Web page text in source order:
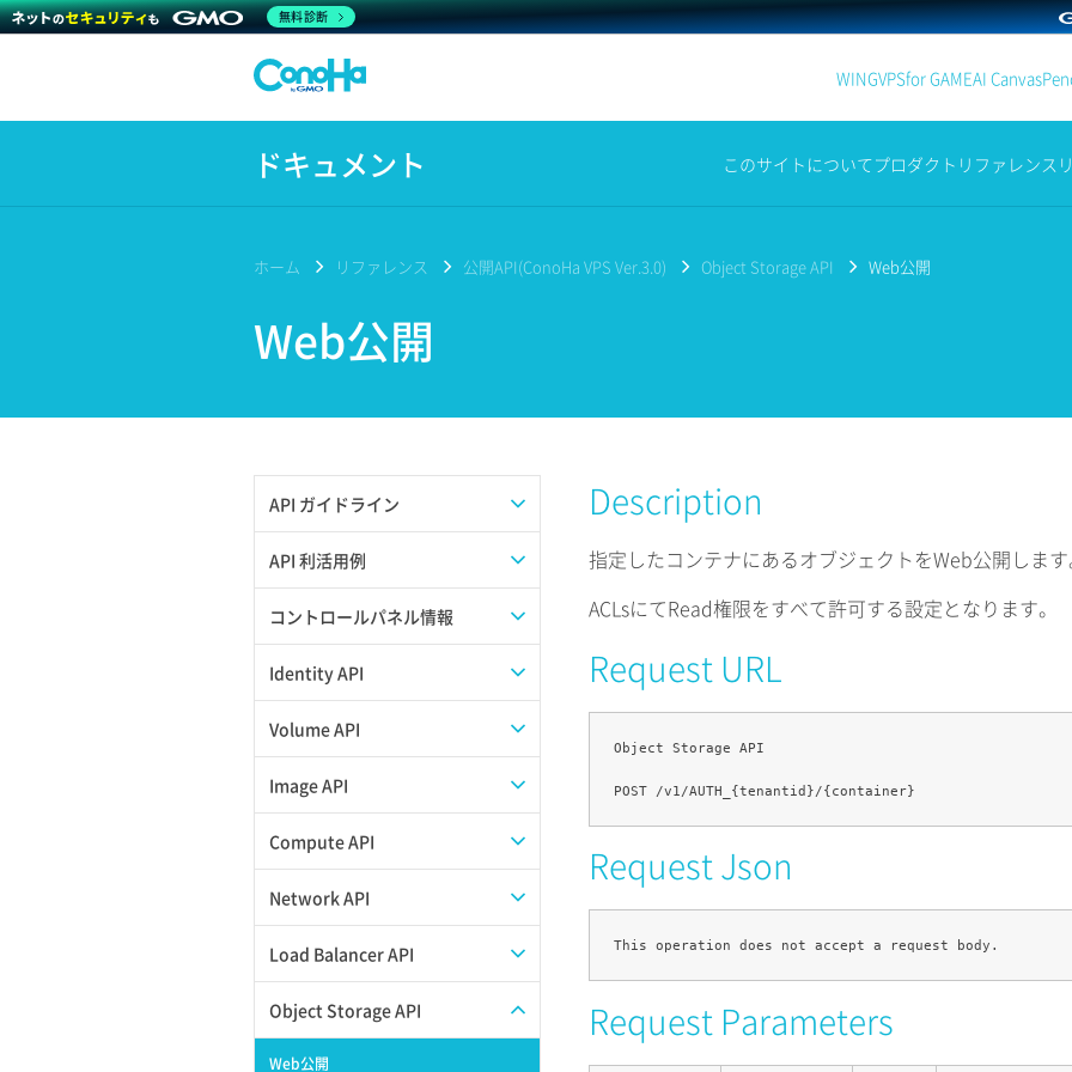
WINGVPSfor GAMEAI Canvas
ドキュメント このサイトについてプロダクト リファレンス
ホーム リファレンス 公開API(ConoHa VPS Ver.3.0) Object Storage API Web公開
Web公開
API ガイドライン
APIのご利用について
API 利活用例
APIでAPIサブユーザーを作成する
APIでVPSにISOイメージを挿入する
APIでVPSを作成する
コントロールパネル情報
APIユーザーを作成する
API情報を確認する
Identity API
Credential一覧取得
Credential作成
Credential削除
サブユーザーにロールを紐づけ
サブユーザー一覧取得
Volume API
スナップショット一覧取得
スナップショット作成
スナップショット削除
スナップショット詳細取得（アイテム
Image API
ISOイメージアップロード
ISOイメージ作成
イメージ一覧取得
Compute API
ISOイメージ挿入/排出
SSHキーペア一覧取得
SSHキーペア作成
SSHキーペア削除
Network API
QoSポリシー一覧取得
QoSポリシー詳細取得
サブネット一覧取得
Load Balancer API
プール一覧取得
プール作成
Object Storage API
Web公開
Description
指定したコンテナにあるオブジェクトをWeb公開しま
ACLsにてRead権限をすべて許可する設定となります。
Request URL
Object Storage API
Request Json
Request Parameters
無料診断